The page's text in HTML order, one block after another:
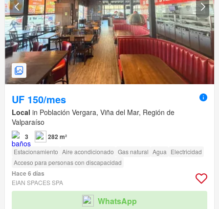
UF 150/mes
Local in Población Vergara, Viña del Mar, Región de
Valparaíso
3 282 m²
Estacionamiento Aire acondicionado Gas natural Agua Electricidad
Acceso para personas con discapacidad
Hace 6 días
EIAN SPACES SPA
WhatsApp